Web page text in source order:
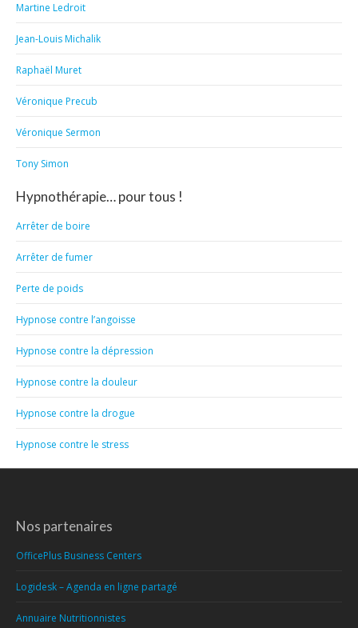
Martine Ledroit
Jean-Louis Michalik
Raphaël Muret
Véronique Precub
Véronique Sermon
Tony Simon
Hypnothérapie… pour tous !
Arrêter de boire
Arrêter de fumer
Perte de poids
Hypnose contre l’angoisse
Hypnose contre la dépression
Hypnose contre la douleur
Hypnose contre la drogue
Hypnose contre le stress
Nos partenaires
OfficePlus Business Centers
Logidesk – Agenda en ligne partagé
Annuaire Nutritionnistes